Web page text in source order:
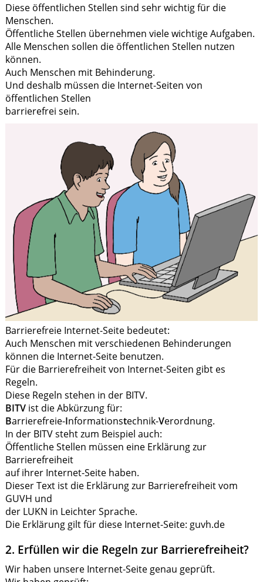
Diese öffentlichen Stellen sind sehr wichtig für die
Menschen.
Öffentliche Stellen übernehmen viele wichtige Aufgaben.
Alle Menschen sollen die öffentlichen Stellen nutzen
können.
Auch Menschen mit Behinderung.
Und deshalb müssen die Internet-Seiten von
öffentlichen Stellen
barrierefrei sein.
Barrierefreie Internet-Seite bedeutet:
Auch Menschen mit verschiedenen Behinderungen
können die Internet-Seite benutzen.
Für die Barrierefreiheit von Internet-Seiten gibt es
Regeln.
Diese Regeln stehen in der BITV.
BITVist die Abkürzung für:
Barrierefreie-Informationstechnik-Verordnung.
In der BITV steht zum Beispiel auch:
Öffentliche Stellen müssen eine Erklärung zur
Barrierefreiheit
auf ihrer Internet-Seite haben.
Dieser Text ist die Erklärung zur Barrierefreiheit vom
GUVH und
der LUKN in Leichter Sprache.
Die Erklärung gilt für diese Internet-Seite: guvh.de
2. Erfüllen wir die Regeln zur Barrierefreiheit?
Wir haben unsere Internet-Seite genau geprüft.